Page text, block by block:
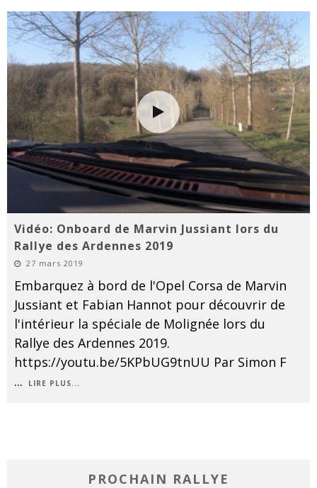
Vidéo: Onboard de Marvin Jussiant lors du
Rallye des Ardennes 2019
27 mars 2019
Embarquez à bord de l'Opel Corsa de Marvin
Jussiant et Fabian Hannot pour découvrir de
l'intérieur la spéciale de Molignée lors du
Rallye des Ardennes 2019.
https://youtu.be/5KPbUG9tnUU Par Simon F
...
LIRE PLUS...
PROCHAIN RALLYE